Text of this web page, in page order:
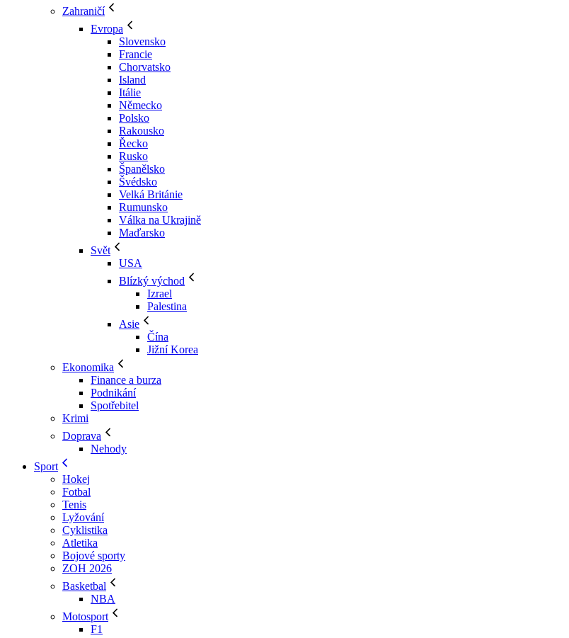
Zahraničí
Evropa
Slovensko
Francie
Chorvatsko
Island
Itálie
Německo
Polsko
Rakousko
Řecko
Rusko
Španělsko
Švédsko
Velká Británie
Rumunsko
Válka na Ukrajině
Maďarsko
Svět
USA
Blízký východ
Izrael
Palestina
Asie
Čína
Jižní Korea
Ekonomika
Finance a burza
Podnikání
Spotřebitel
Krimi
Doprava
Nehody
Sport
Hokej
Fotbal
Tenis
Lyžování
Cyklistika
Atletika
Bojové sporty
ZOH 2026
Basketbal
NBA
Motosport
F1